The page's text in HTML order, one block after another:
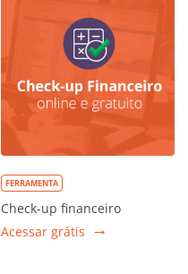
FERRAMENTA
Check-up financeiro
Acessar grátis